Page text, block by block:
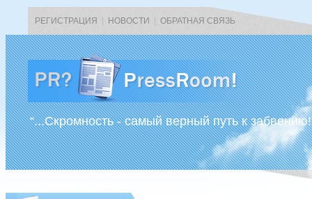
РЕГИСТРАЦИЯ НОВОСТИ ОБРАТНАЯ СВЯЗЬ
“...Скромность - самый верный путь к